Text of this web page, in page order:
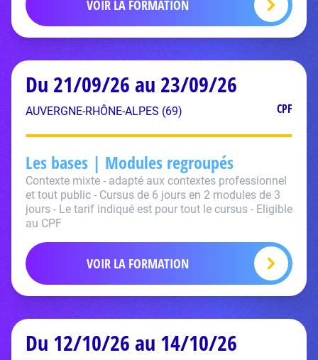
VOIR LA FORMATION
Du 21/09/26 au 23/09/26
AUVERGNE-RHÔNE-ALPES (69) CPF
Les bases | Modules regroupés
Contexte mixte - adapté aux contextes professionnel
et tout public - Cursus de 6 jours en 2 modules de 3
jours - Le tarif indiqué est pour tout le cursus - Eligible
au CPF
VOIR LA FORMATION
Du 12/10/26 au 14/10/26